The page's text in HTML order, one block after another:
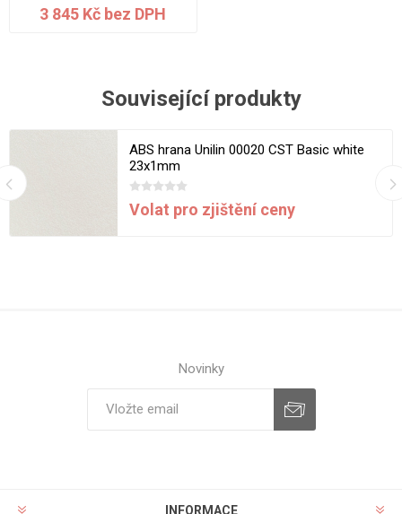
3 845 Kč bez DPH
Související produkty
ABS hrana Unilin 00020 CST Basic white
23x1mm
Volat pro zjištění ceny
Novinky
INFORMACE